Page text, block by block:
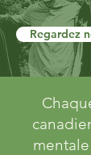
Regardez